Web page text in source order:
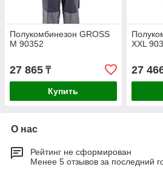
Полукомбинезон GROSS
M 90352
27 865 ₸
Купить
XXL
27
О нас
Рейтинг не сформирован
Менее 5 отзывов за последний